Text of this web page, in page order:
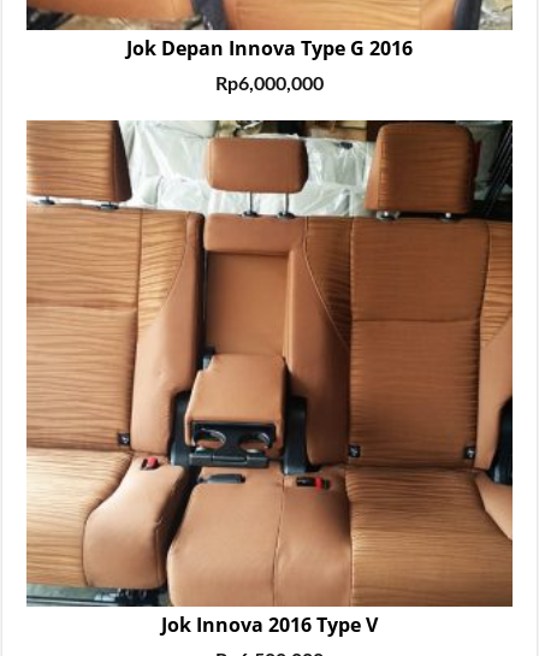
Jok Depan Innova Type G 2016
Rp6,000,000
Jok Innova 2016 Type V